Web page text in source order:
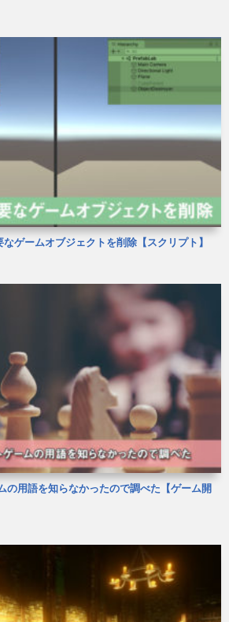
ゲームオブジェクトを削除【スクリプト】
の用語を知らなかったので調べた【ゲーム開